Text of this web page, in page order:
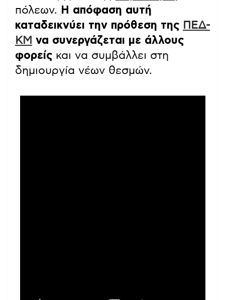
πόλεων.
Η απόφαση αυτή
καταδεικνύει την πρόθεση της ΠΕΔ-
ΚΜ να συνεργάζεται με άλλους
φορείς και να συμβάλλει στη
δημιουργία νέων θεσμών.